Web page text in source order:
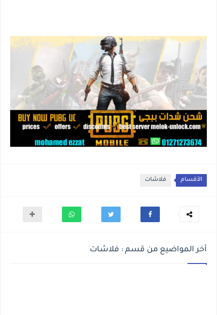
الأقسام فلاشات
أخر المواضيع من قسم : فلاشات